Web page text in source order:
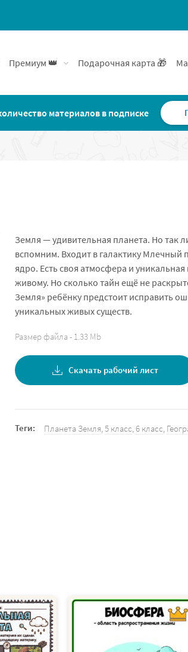
Премиум 👑 Подарочная карта 🎁
материалов в подписке
Земля — удивительная планета. Но так
вспомним. Входит в галактику Млечный
ядро. Есть своя атмосфера и
живому. Но сколько тайн ещё не
Земля» ребёнку предстоит исправить
уникальных живых существ.
Размер файла - 1.33 Mb
Скачать рабочий лист
Теги: Планета Земля,5 класс,6 класс,